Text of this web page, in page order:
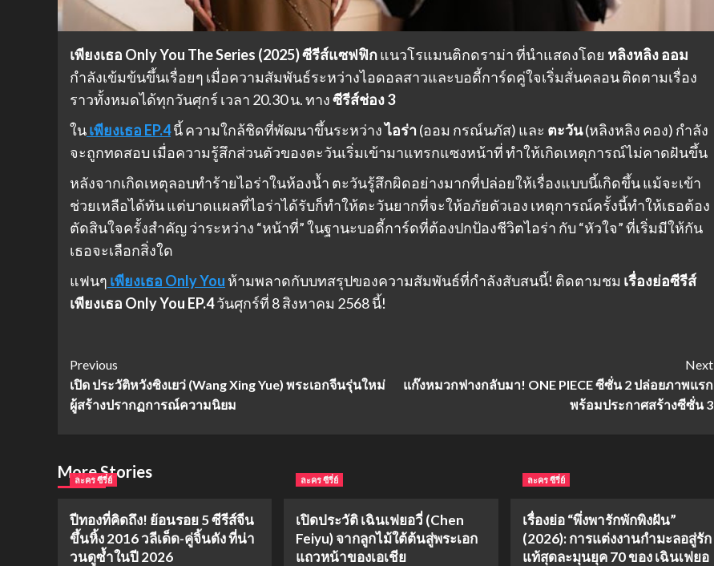
เพียงเธอ Only You The Series (2025)ซีรีส์แซฟฟิกแนวโรแมนติกดราม่า ที่นำแสดงโดย หลิงหลิง ออม
กำลังเข้มข้นขึ้นเรื่อยๆ เมื่อความสัมพันธ์ระหว่างไอดอลสาวและบอดี้การ์ดคู่ใจเริ่มสั่นคลอน ติดตามเรื่อง
ราวทั้งหมดได้ทุกวันศุกร์ เวลา 20.30 น. ทางซีรีส์ช่อง 3
ในเพียงเธอ EP.4นี้ ความใกล้ชิดที่พัฒนาขึ้นระหว่างไอร่า(ออม กรณ์นภัส) และ ตะวัน(หลิงหลิง คอง) กำลัง
จะถูกทดสอบ เมื่อความรู้สึกส่วนตัวของตะวันเริ่มเข้ามาแทรกแซงหน้าที่ ทำให้เกิดเหตุการณ์ไม่คาดฝันขึ้น
หลังจากเกิดเหตุลอบทำร้ายไอร่าในห้องน้ำ ตะวันรู้สึกผิดอย่างมากที่ปล่อยให้เรื่องแบบนี้เกิดขึ้น แม้จะเข้า
ช่วยเหลือได้ทัน แต่บาดแผลที่ไอร่าได้รับก็ทำให้ตะวันยากที่จะให้อภัยตัวเอง เหตุการณ์ครั้งนี้ทำให้เธอต้อง
ตัดสินใจครั้งสำคัญ ว่าระหว่าง “หน้าที่” ในฐานะบอดี้การ์ดที่ต้องปกป้องชีวิตไอร่า กับ “หัวใจ” ที่เริ่มมีให้กัน
เธอจะเลือกสิ่งใด
แฟนๆ เพียงเธอ Only You ห้ามพลาดกับบทสรุปของความสัมพันธ์ที่กำลังสับสนนี้! ติดตามชม เรื่องย่อซีรีส์
เพียงเธอ Only You EP.4วันศุกร์ที่ 8 สิงหาคม 2568 นี้!
Post
Navigation
Previous
เปิด ประวัติหวังซิงเยว่ (Wang Xing Yue) พระเอกจีนรุ่นใหม่
ผู้สร้างปรากฏการณ์ความนิยม
Next
แก๊งหมวกฟางกลับมา! ONE PIECE ซีซั่น 2 ปล่อยภาพแรก
พร้อมประกาศสร้างซีซั่น 3
More Stories
ละคร ซีรี่ย์
ปีทองที่คิดถึง! ย้อนรอย 5 ซีรีส์จีน
ขึ้นหิ้ง 2016 วลีเด็ด-คู่จิ้นดัง ที่น่า
วนดูซ้ำในปี 2026
ละคร ซีรี่ย์
เปิดประวัติ เฉินเฟยอวี่ (Chen
Feiyu) จากลูกไม้ใต้ต้นสู่พระเอก
แถวหน้าของเอเชีย
ละคร ซีรี่ย์
เรื่องย่อ “พึ่งพารักพักพิงฝัน”
(2026): การแต่งงานกำมะลอสู่รัก
แท้สุดละมุนยุค 70 ของ เฉินเฟยอ